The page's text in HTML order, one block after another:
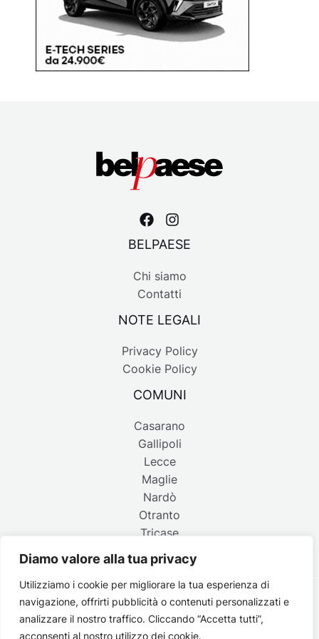
Diamo valore alla tua privacy
Utilizziamo i cookie per migliorare la tua esperienza di
navigazione, offrirti pubblicità o contenuti personalizzati e
analizzare il nostro traffico. Cliccando “Accetta tutti”,
acconsenti al nostro utilizzo dei cookie.
BELPAESE
Chi siamo
Contatti
NOTE LEGALI
Privacy Policy
Cookie Policy
COMUNI
Casarano
Gallipoli
Lecce
Maglie
Nardò
Otranto
Tricase
Copyright © 2026 Belpaese | Periodico d'informazione del
Salento - P.IVA 4637850753 - Testata registrata il 18 gennaio